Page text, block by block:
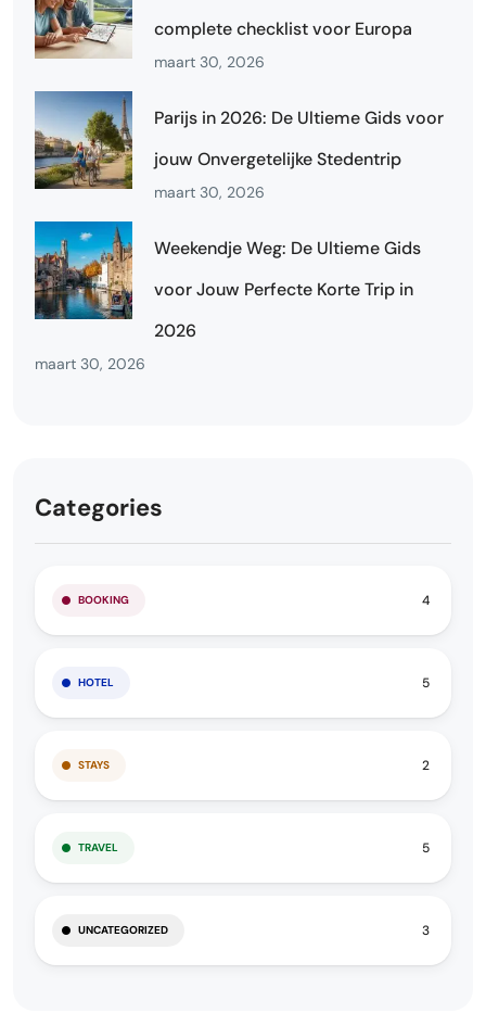
complete checklist voor Europa
maart 30, 2026
Parijs in 2026: De Ultieme Gids voor
jouw Onvergetelijke Stedentrip
maart 30, 2026
Weekendje Weg: De Ultieme Gids
voor Jouw Perfecte Korte Trip in
2026
maart 30, 2026
Categories
BOOKING 4
HOTEL 5
STAYS 2
TRAVEL 5
UNCATEGORIZED 3